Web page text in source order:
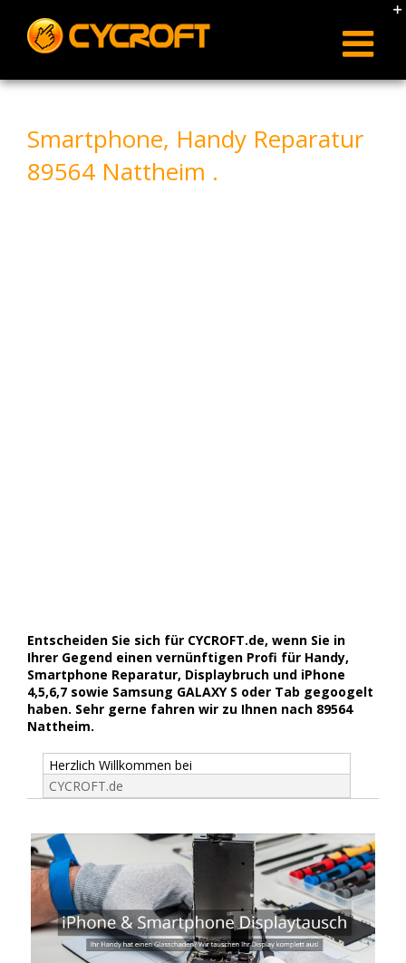
content
Smartphone, Handy Reparatur
89564 Nattheim .
Entscheiden Sie sich für CYCROFT.de, wenn Sie in
Ihrer Gegend einen vernünftigen Profi für Handy,
Smartphone Reparatur, Displaybruch und iPhone
4,5,6,7 sowie Samsung GALAXY S oder Tab gegoogelt
haben. Sehr gerne fahren wir zu Ihnen nach 89564
Nattheim.
Herzlich Willkommen bei
CYCROFT.de